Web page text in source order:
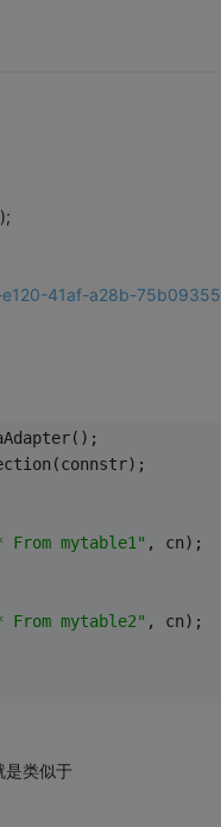
41af-a28b-
From mytable1" , cn);
From mytable2" , cn);
是类似于